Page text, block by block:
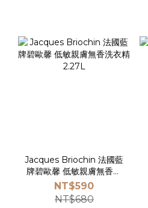
Jacques Briochin 法國藍
牌碧歐馨 低敏親膚無香洗
衣精2.27L
NT$590
NT$680